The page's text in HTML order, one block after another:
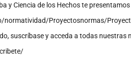
y Ciencia de los Hechos te
Proyectosnormas/
suscríbase y acceda a todas nuestras